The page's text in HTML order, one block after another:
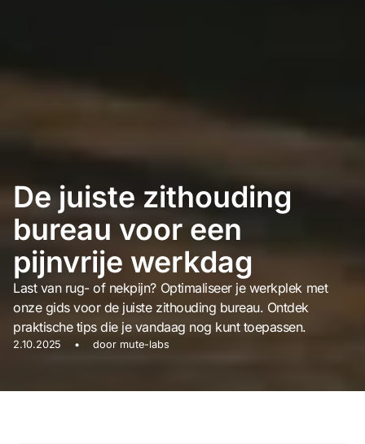
De juiste zithouding
bureau voor een
pijnvrije werkdag
Last van rug- of nekpijn? Optimaliseer je werkplek met
onze gids voor de juiste zithouding bureau. Ontdek
praktische tips die je vandaag nog kunt toepassen.
2.10.2025 • door mute-labs